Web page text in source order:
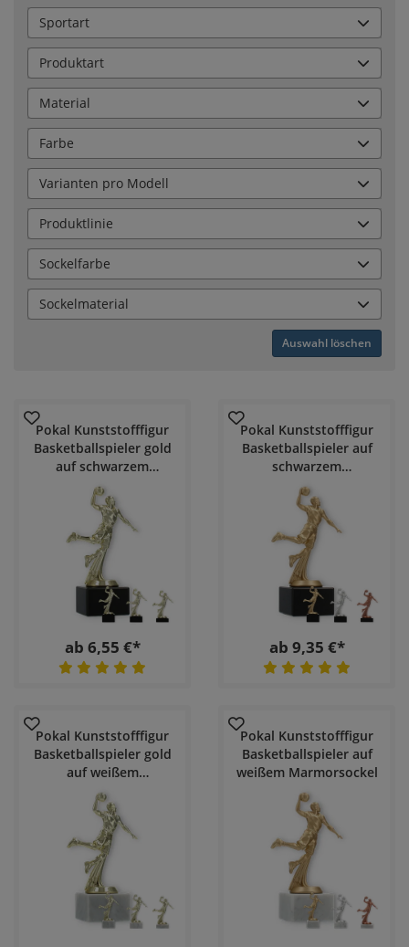
Sportart
Produktart
Material
Farbe
Varianten pro Modell
Produktlinie
Sockelfarbe
Sockelmaterial
Auswahl löschen
Pokal Kunststofffigur
Basketballspieler gold
auf schwarzem
Marmorsockel
ab 6,55 €*
Pokal Kunststofffigur
Basketballspieler auf
schwarzem
Marmorsockel
ab 9,35 €*
Pokal Kunststofffigur
Basketballspieler gold
auf weißem
Marmorsockel
Pokal Kunststofffigur
Basketballspieler auf
weißem Marmorsockel